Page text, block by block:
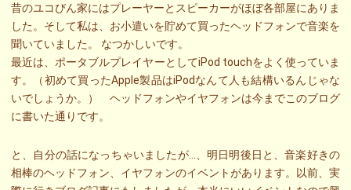
昔のユコびん家にはプレーヤーとスピーカーがほぼ各部屋にありま
した。そして私は、お小遣いを貯めて買ったヘッドフォンで音楽を
聞いていました。 なつかしいです。
最近は、ポータブルプレイヤーとしてiPod touchをよく使っていま
す。（初めて買ったApple製品はiPodなんて人も結構いるんじゃな
いでしょうか。） ヘッドフォンやイヤフォンは今までこのブログ
に書いた通りです。
と、自分の話になっちゃいましたが…、明日明後日と、音楽好きの
相棒のヘッドフォン、イヤフォンのイベントがあります。以前、実